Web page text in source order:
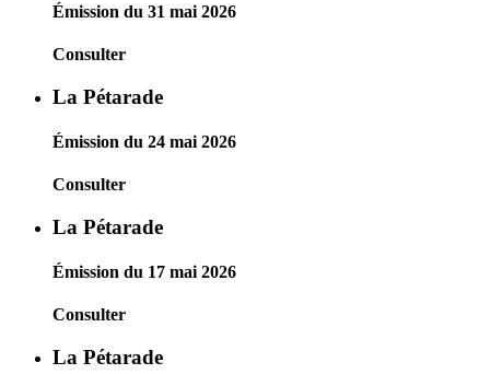
Émission du 31 mai 2026
Consulter
La Pétarade
Émission du 24 mai 2026
Consulter
La Pétarade
Émission du 17 mai 2026
Consulter
La Pétarade